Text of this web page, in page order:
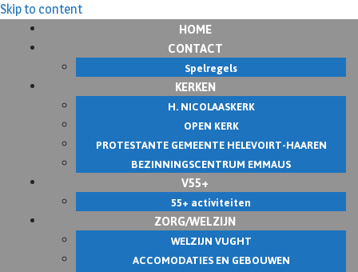
Skip to content
HOME
CONTACT
Spelregels
KERKEN
H. NICOLAASKERK
OPEN KERK
PROTESTANTE GEMEENTE HELEVOIRT-HAAREN
BEZINNINGSCENTRUM EMMAUS
V55+
55+ activiteiten
ZORG/WELZIJN
WELZIJN VUGHT
ACCOMODATIES EN GEBOUWEN